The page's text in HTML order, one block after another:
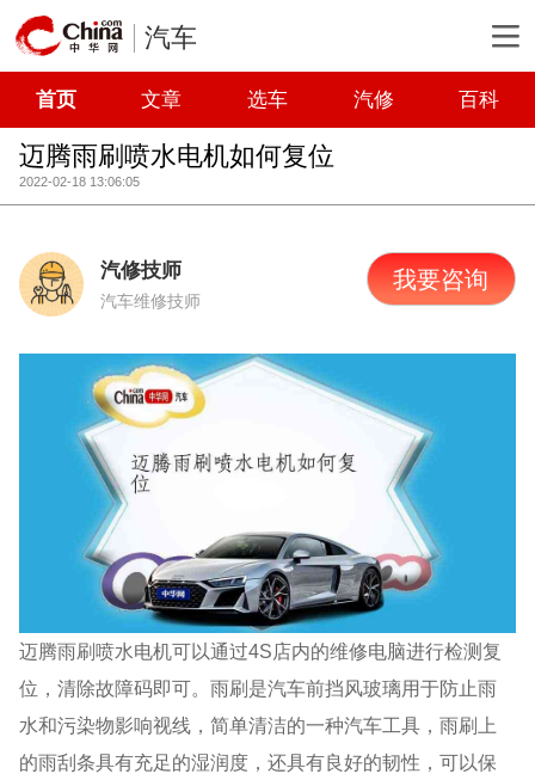
汽车
首页 文章 选车 汽修 百科
迈腾雨刷喷水电机如何复位
2022-02-18 13:06:05
汽修技师
汽车维修技师
我要咨询
迈腾雨刷喷水电机可以通过4S店内的维修电脑进行检测复
位，清除故障码即可。雨刷是汽车前挡风玻璃用于防止雨
水和污染物影响视线，简单清洁的一种汽车工具，雨刷上
的雨刮条具有充足的湿润度，还具有良好的韧性，可以保